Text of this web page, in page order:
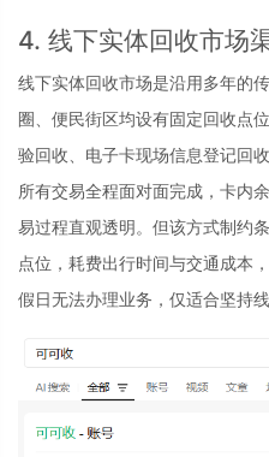
4. 线下实体回收市场
线下实体回收市场是沿用多年的
圈、便民街区均设有固定回收点
验回收、电子卡现场信息登记回收
所有交易全程面对面完成，卡内
易过程直观透明。但该方式制约
点位，耗费出行时间与交通成本
假日无法办理业务，仅适合坚持